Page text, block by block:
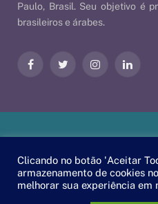
Paulo, Brasil. Seu objetivo é
brasileiros e árabes.
FacebookTwitter Instagram
Árabe | By
Clicando no botão 'Aceitar
armazenamento de cookies
melhorar sua experiência em